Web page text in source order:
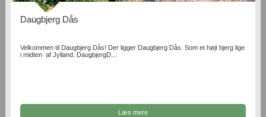
Daugbjerg Dås
Velkommen til Daugbjerg Dås! Der ligger Daugbjerg Dås. Som et højt bjerg lige
i midten af Jylland. DaugbjergD...
Læs mere